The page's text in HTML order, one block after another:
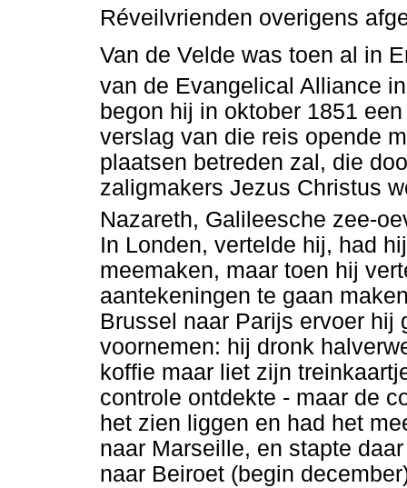
Réveilvrienden overigens
Van de Velde was toen al in
van de Evangelical Alliance
begon hij in oktober 1851
verslag van die reis opende
plaatsen betreden zal, die
zaligmakers Jezus Christus
Nazareth, Galileesche zee-
In Londen, vertelde hij, had
meemaken, maar toen hij
aantekeningen te gaan
Brussel naar Parijs ervoer
voornemen: hij dronk
koffie maar liet zijn
controle ontdekte - maar de
het zien liggen en had het
naar Marseille, en stapte
naar Beiroet (begin